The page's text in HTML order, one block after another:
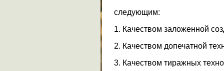
следующим:
1. Качеством заложенной
2. Качеством допечатной
3. Качеством тиражных